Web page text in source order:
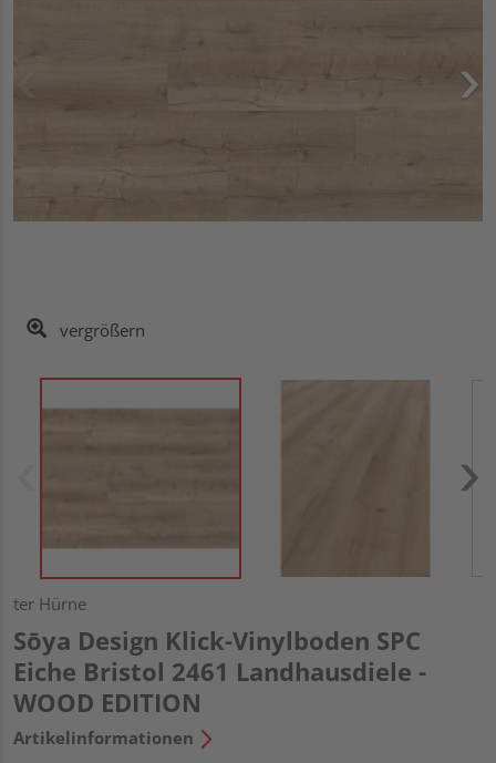
vergrößern
ter Hürne
Sōya Design Klick-Vinylboden SPC
Eiche Bristol 2461 Landhausdiele -
WOOD EDITION
Artikelinformationen